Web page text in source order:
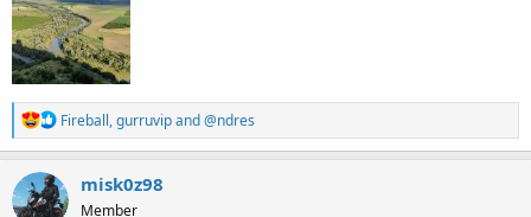
R
e
a
t
i
Fireball,gurruvipand@ndres
misk0z98
Member